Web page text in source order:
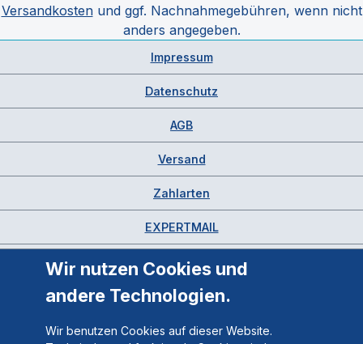
Versandkostenund ggf. Nachnahmegebühren, wenn nicht
anders angegeben.
Impressum
Datenschutz
AGB
Versand
Zahlarten
EXPERTMAIL
Wir nutzen Cookies und
andere Technologien.
Wir benutzen Cookies auf dieser Website.